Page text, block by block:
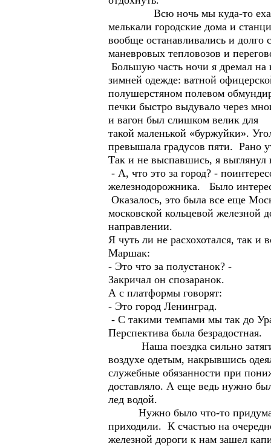
Всю ночь мы куда-то ехали,
мелькали городские дома и
вообще останавливались и долго
маневровых тепловозов и
Большую часть ночи я дремал
зимней одежде: ватной
полушерстяном полевом
печки быстро выдувало через
и вагон был слишком велик для
такой маленькой «буржуйки».
превышала градусов пяти. Рано
Так и не выспавшись, я выглянул
- А, что это за город? -
железнодорожника. Было
Оказалось, это была все еще
московской кольцевой железной
направлении.
Я чуть ли не расхохотался, так и
Маршак:
- Это что за полустанок? -
Закричал он спозаранок.
А с платформы говорят:
- Это город Ленинград.
- С такими темпами мы так до
Перспектива была безрадостная.
Наша поездка сильно
воздухе одетым, накрывшись
служебные обязанности при
доставляло. А еще ведь нужно
лед водой.
Нужно было что-то
приходили. К счастью на
железной дороги к нам зашел